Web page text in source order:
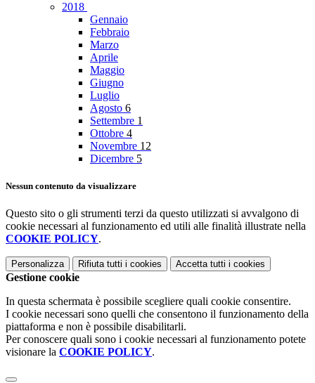
2018
Gennaio
Febbraio
Marzo
Aprile
Maggio
Giugno
Luglio
Agosto 6
Settembre 1
Ottobre 4
Novembre 12
Dicembre 5
Nessun contenuto da visualizzare
Questo sito o gli strumenti terzi da questo utilizzati si avvalgono di
cookie necessari al funzionamento ed utili alle finalità illustrate nella
COOKIE POLICY.
Personalizza Rifiuta tutti i cookies Accetta tutti i cookies
Gestione cookie
In questa schermata è possibile scegliere quali cookie consentire.
I cookie necessari sono quelli che consentono il funzionamento della
piattaforma e non è possibile disabilitarli.
Per conoscere quali sono i cookie necessari al funzionamento potete
visionare la COOKIE POLICY.